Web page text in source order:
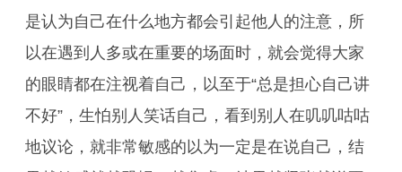
是认为自己在什么地方都会引起他人的注意，所
以在遇到人多或在重要的场面时，就会觉得大家
的眼睛都在注视着自己，以至于“总是担心自己讲
不好”，生怕别人笑话自己，看到别人在叽叽咕咕
地议论，就非常敏感的以为一定是在说自己，结